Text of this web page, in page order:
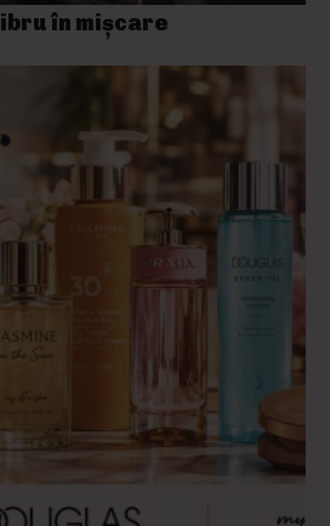
în mișcare